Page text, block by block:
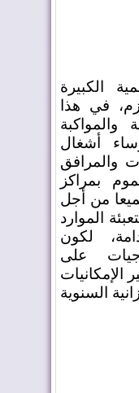
الكبيرة
في هذا
والمواكبة
أشغال
والمرافق
بمراكز
من أجل
الموارد
لكون
على
الإمكانيات
السنوية